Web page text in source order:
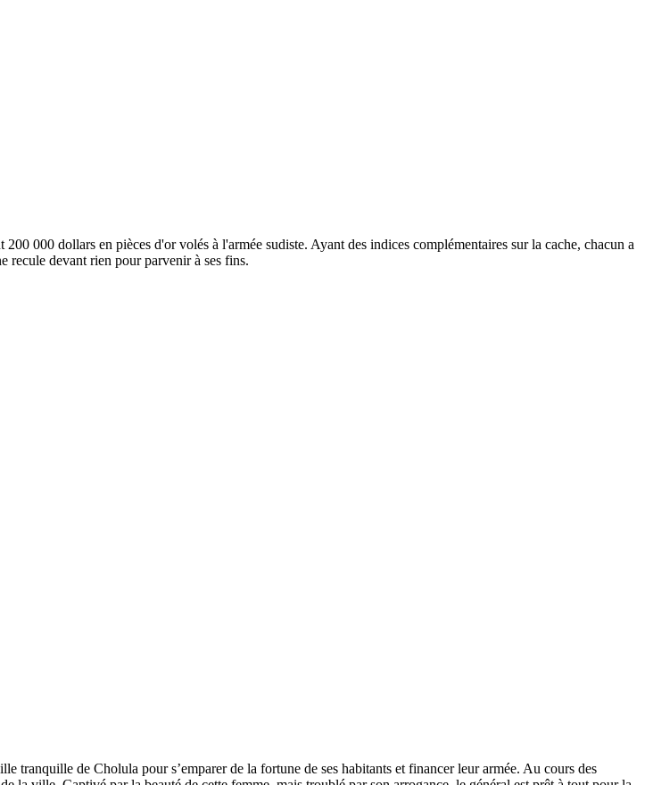
000 dollars en pièces d'or volés à l'armée sudiste. Ayant des indices complémentaires sur la cache, chacun a
recule devant rien pour parvenir à ses fins.
tranquille de Cholula pour s’emparer de la fortune de ses habitants et financer leur armée. Au cours des